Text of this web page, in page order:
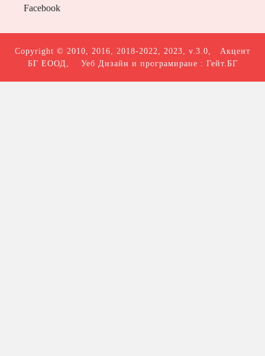
Facebook
Copyright © 2010, 2016, 2018-2022, 2023, v.3.0, Акцент
БГ ЕООД , Уеб Дизайн и програмиране : Гейт.БГ